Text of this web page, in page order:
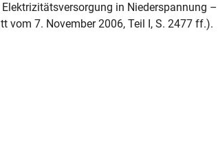
in Niederspannung –
vom 7. November 2006, Teil I, S. 2477 ff.).